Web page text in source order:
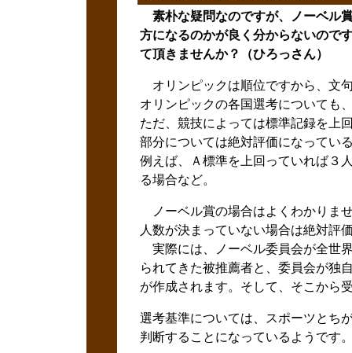
素朴な疑問なのですが、ノーベル
方になるのかが良く分からないので
て頂きませんか？（ひろっさん）
オリンピックは順位ですから、文
オリンピックの各国選考についても
ただ、競技によっては標準記録を上
部分については絶対評価になってい
例えば、Ａ標準を上回っていれば３
る場合など。
ノーベル賞の場合はよくわかりま
人数が決まっていない場合は絶対評
実際には、ノーベル委員会が全世
られてきた被推薦者と、委員会が独
が作成されます。そして、そこから
選考基準については、スポーツとち
判断することになっているようです